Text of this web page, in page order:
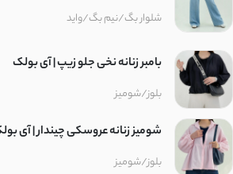
شلوار بگ/نیم بگ/واید
بامبر زنانه نخی جلو زیپ | آی بولک
بلوز/شومیز
شومیز زنانه عروسکی چیندار | آی
بلوز/شومیز